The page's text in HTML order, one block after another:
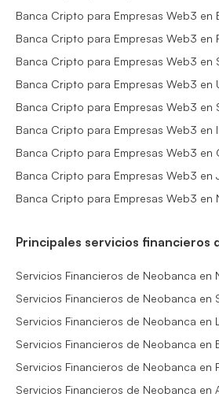
Banca Cripto para Empresas Web3 en
Banca Cripto para Empresas Web3 en
Banca Cripto para Empresas Web3 en
Banca Cripto para Empresas Web3 en
Banca Cripto para Empresas Web3 en
Banca Cripto para Empresas Web3 en
Banca Cripto para Empresas Web3 en
Banca Cripto para Empresas Web3 en
Banca Cripto para Empresas Web3 en
Principales servicios financieros
Servicios Financieros de Neobanca en
Servicios Financieros de Neobanca en
Servicios Financieros de Neobanca en
Servicios Financieros de Neobanca en
Servicios Financieros de Neobanca en
Servicios Financieros de Neobanca en